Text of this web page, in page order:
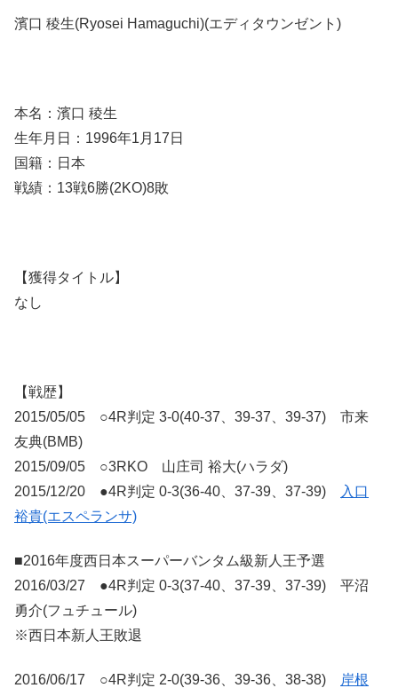
濱口 稜生(Ryosei Hamaguchi)(エディタウンゼント)
本名：濱口 稜生
生年月日：1996年1月17日
国籍：日本
戦績：13戦6勝(2KO)8敗
【獲得タイトル】
なし
【戦歴】
2015/05/05 ○4R判定 3-0(40-37、39-37、39-37) 市来
友典(BMB)
2015/09/05 ○3RKO 山庄司 裕大(ハラダ)
2015/12/20 ●4R判定 0-3(36-40、37-39、37-39)
入口
裕貴(エスペランサ)
■2016年度西日本スーパーバンタム級新人王予選
2016/03/27 ●4R判定 0-3(37-40、37-39、37-39) 平沼
勇介(フュチュール)
※西日本新人王敗退
2016/06/17 ○4R判定 2-0(39-36、39-36、38-38)
岸根